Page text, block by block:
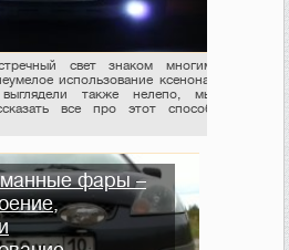
свет знаком многим
использование ксенона.
также нелепо, мы
все про этот способ
фары –